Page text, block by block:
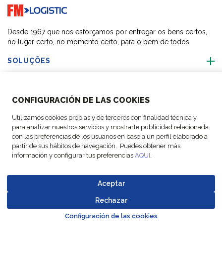
CONFIGURACIÓN DE LAS COOKIES
Utilizamos cookies propias y de terceros con finalidad técnica y
para analizar nuestros servicios y mostrarte publicidad relacionada
con las preferencias de los usuarios en base a un perfil elaborado a
partir de sus hábitos de navegación. Puedes obtener más
información y configurar tus preferencias AQUI.
Aceptar
Rechazar
Configuración de las cookies
Go to home page
Desde 1967 que nos esforçamos por entregar os bens certos,
no lugar certo, no momento certo, para o bem de todos.
SOLUÇÕES
ACTIVIDADES
SIGA-NOS
Logistic, 2026 de cookies legais Proteção de Dados Conduta